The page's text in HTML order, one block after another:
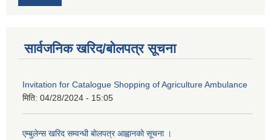
सार्वजनिक खरिद/बोलपत्र सूचना
Invitation for Catalogue Shopping of Agriculture Ambulance
मिति: 04/28/2024 - 15:05
एम्बुलेन्स खरिद सम्वन्धी बाेलपत्र आह्वानकाे सूचना ।